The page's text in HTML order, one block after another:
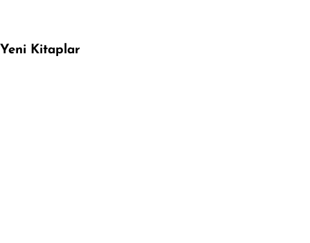
Yeni Kitaplar